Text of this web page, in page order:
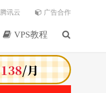
VPS教程
腾讯云 广告合作